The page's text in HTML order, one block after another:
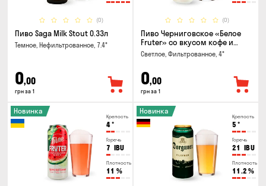
(0)
Пиво Saga Milk Stout 0.33л
Темное, Нефильтрованное, 7.4°
0,00
грн за 1
(0)
Пиво Черниговское «Белое
Fruter» со вкусом кофе и
апельсина 0.5 л
Светлое, Фильтрованное, 4°
0,00
грн за 1
Крепость
4°
Горечь
7 IBU
Плотность
11 %
Новинка
Крепость
5 °
Горечь
21 IBU
Плотность
11.2 %
Новинка